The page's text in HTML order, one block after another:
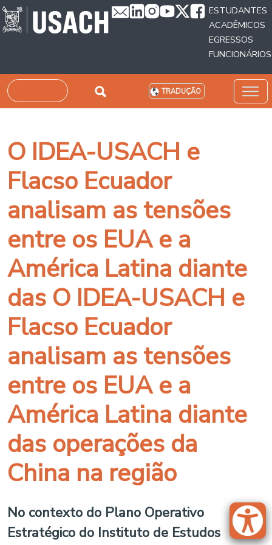
Passar para o conteúdo principal
ESTUDANTES
ACADÊMICOS
EGRESSOS
FUNCIONÁRIOS
Pesquisar TRADUÇÃO
O IDEA-USACH e
Flacso Ecuador
analisam as tensões
entre os EUA e a
América Latina diante
das O IDEA-USACH e
Flacso Ecuador
analisam as tensões
entre os EUA e a
América Latina diante
das operações da
China na região
No contexto do Plano Operativo
Estratégico do Instituto de Estudos